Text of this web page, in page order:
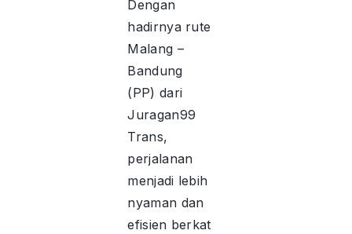
Dengan
hadirnya rute
Malang –
Bandung
(PP) dari
Juragan99
Trans,
perjalanan
menjadi lebih
nyaman dan
efisien berkat